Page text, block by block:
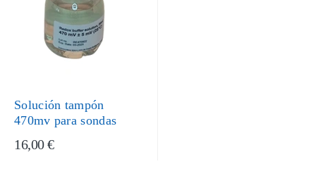
Solución tampón
470mv para sondas
16,00 €